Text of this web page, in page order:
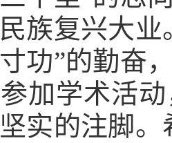
族复兴大
功”的勤奋
加学术活
实的注脚